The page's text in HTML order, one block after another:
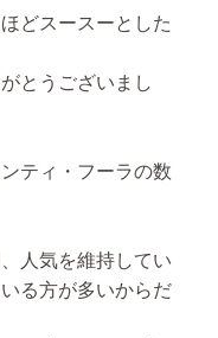
どスースーとした
とうございまし
ティ・フーラの数
人気を維持してい
る方が多いからだ